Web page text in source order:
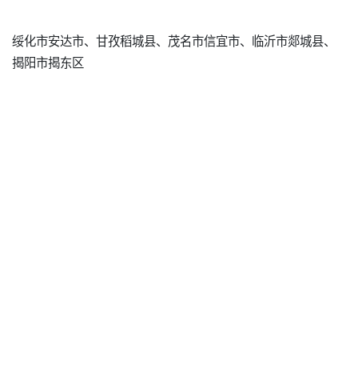
绥化市安达市、甘孜稻城县、茂名市信宜市、临沂市郯城县、
揭阳市揭东区